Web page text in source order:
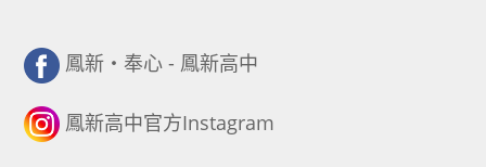
鳳新・奉心 - 鳳新高中
鳳新高中官方Instagram